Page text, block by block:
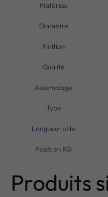
Matériau
Diamètre
Finition
Qualité
Assemblage
Type
Longueur utile
Poids en KG
Produits